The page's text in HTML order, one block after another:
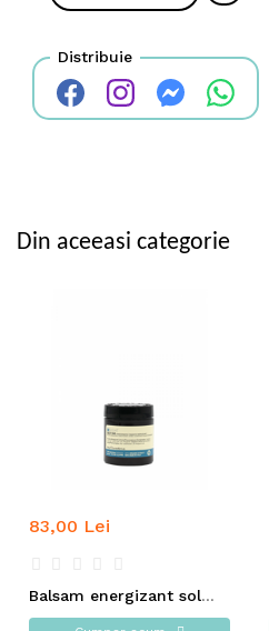
Distribuie
Din aceeasi categorie
83,00 Lei
Balsam energizant solid - INSIGHT